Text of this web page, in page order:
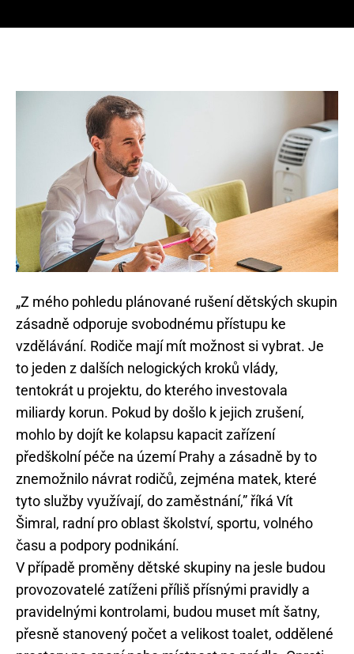
„Z mého pohledu plánované rušení dětských skupin
zásadně odporuje svobodnému přístupu ke
vzdělávání. Rodiče mají mít možnost si vybrat. Je
to jeden z dalších nelogických kroků vlády,
tentokrát u projektu, do kterého investovala
miliardy korun. Pokud by došlo k jejich zrušení,
mohlo by dojít ke kolapsu kapacit zařízení
předškolní péče na území Prahy a zásadně by to
znemožnilo návrat rodičů, zejména matek, které
tyto služby využívají, do zaměstnání,” říká Vít
Šimral, radní pro oblast školství, sportu, volného
času a podpory podnikání.
V případě proměny dětské skupiny na jesle budou
provozovatelé zatíženi příliš přísnými pravidly a
pravidelnými kontrolami, budou muset mít šatny,
přesně stanovený počet a velikost toalet, oddělené